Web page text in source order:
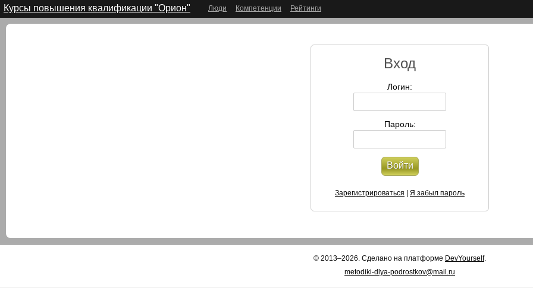
Курсы повышения квалификации "Орион" Люди Компетенции Рейтинги
Вход
Логин:
Пароль:
Войти
Зарегистрироваться Я забыл пароль
© 2013–2026. Сделано на платформе DevYourself.
metodiki-dlya-podrostkov@mail.ru